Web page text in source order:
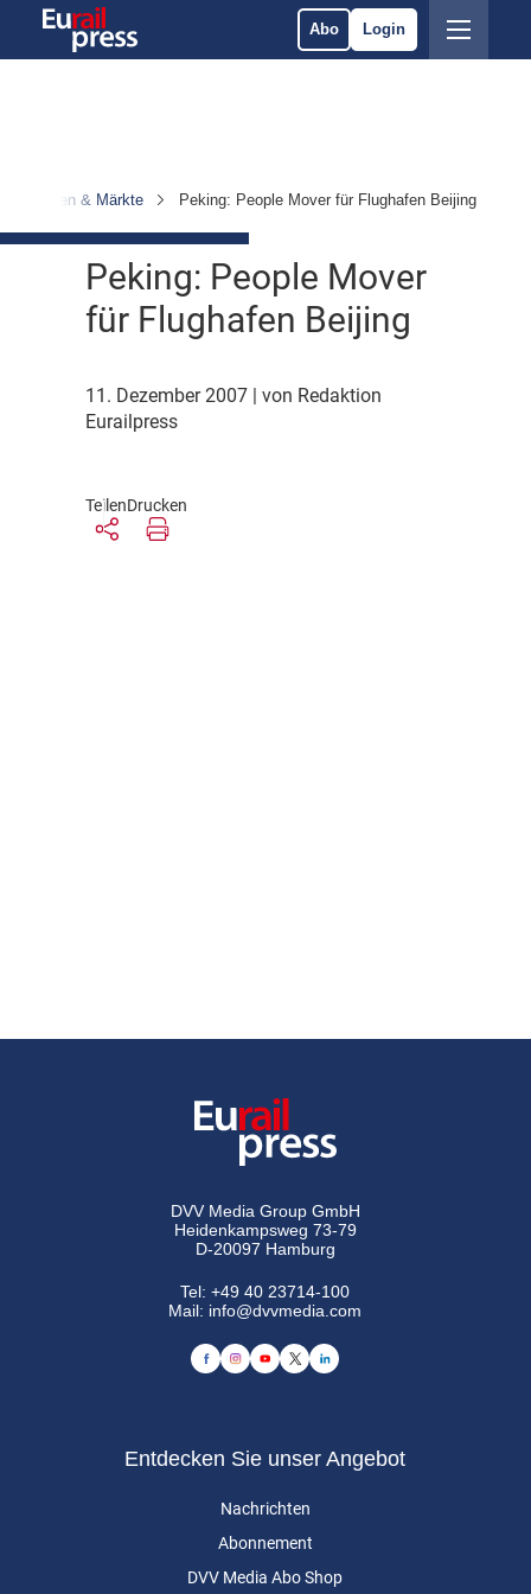
Abo Login
& Märkte Peking: People Mover für Flughafen Beijing
Peking: People Mover
für Flughafen Beijing
11. Dezember 2007
| von Redaktion
Eurailpress
TeilenDrucken
DVV Media Group GmbH
Heidenkampsweg 73-79
D-20097 Hamburg
Tel:+49 40 23714-100
Mail: info@dvvmedia.com
Entdecken Sie unser Angebot
Nachrichten
Abonnement
DVV Media Abo Shop